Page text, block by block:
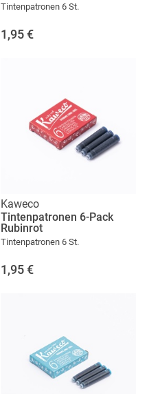
Tintenpatronen 6 St.
1,95 €
Kaweco
Tintenpatronen 6-Pack
Rubinrot
Tintenpatronen 6 St.
1,95 €